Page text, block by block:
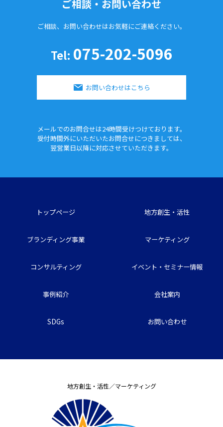
ご相談・お問い合わせ
ご相談、お問い合わせはお気軽にご連絡ください。
Tel: 075-202-5096
お問い合わせはこちら
メールでのお問合せは24時間受けつけております。
受付時間外にいただいたお問合せにつきましては、
翌営業日以降に対応させていただきます。
トップページ 地方創生・活性
ブランディング事業 マーケティング
コンサルティング イベント・セミナー情報
事例紹介 会社案内
SDGs お問い合わせ
地方創生・活性／マーケティング